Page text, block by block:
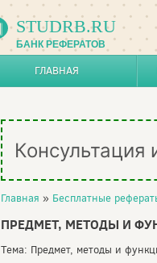
STUDRB.RU
БАНК РЕФЕРАТОВ
ГЛАВНАЯ
Консультация
Главная » Бесплатные
ПРЕДМЕТ, МЕТОДЫ И
Тема: Предмет, методы и